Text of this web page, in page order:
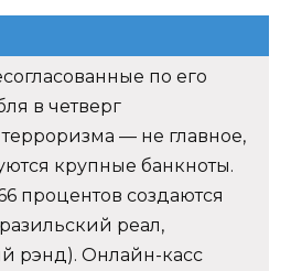
по его
в четверг
— не главное,
крупные банкноты.
процентов создаются
реал,
рэнд). Онлайн-касс